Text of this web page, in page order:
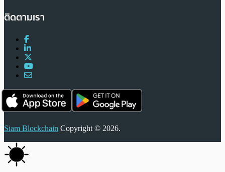
ติดตามเรา
Siam Blockchain Copyright © 2026.